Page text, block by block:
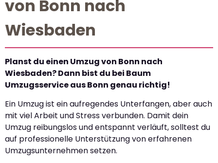
von Bonn nach
Wiesbaden
Planst du einen Umzug von Bonn nach
Wiesbaden? Dann bist du bei Baum
Umzugsservice aus Bonn genau richtig!
Ein Umzug ist ein aufregendes Unterfangen, aber auch
mit viel Arbeit und Stress verbunden. Damit dein
Umzug reibungslos und entspannt verläuft, solltest du
auf professionelle Unterstützung von erfahrenen
Umzugsunternehmen setzen.